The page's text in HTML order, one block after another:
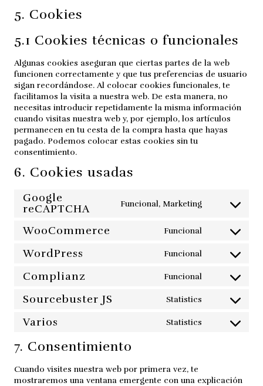
5. Cookies
5.1 Cookies técnicas o funcionales
Algunas cookies aseguran que ciertas partes de la web
funcionen correctamente y que tus preferencias de usuario
sigan recordándose. Al colocar cookies funcionales, te
facilitamos la visita a nuestra web. De esta manera, no
necesitas introducir repetidamente la misma información
cuando visitas nuestra web y, por ejemplo, los artículos
permanecen en tu cesta de la compra hasta que hayas
pagado. Podemos colocar estas cookies sin tu
consentimiento.
6. Cookies usadas
Google
reCAPTCHA
Funcional, Marketing
Consent
service
recaptcha
WooCommerce Funcional
Consent
service
WordPress Funcional
Consent
service
Complianz Funcional
Consent
service
Sourcebuster JS Statistics
Consent
service
Varios Statistics
Consent
7. Consentimiento
Cuando visites nuestra web por primera vez, te
mostraremos una ventana emergente con una explicación